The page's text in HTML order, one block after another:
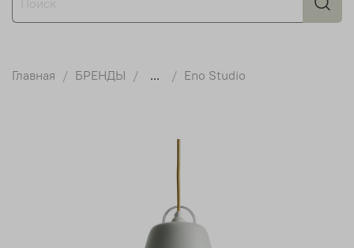
Главная БРЕНДЫ ... Eno Studio